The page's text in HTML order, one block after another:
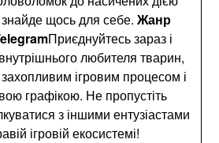
знайде щось для себе. Жанр
Приєднуйтесь зараз і
любителя тварин,
ігровим процесом і
графікою. Не пропустіть
з іншими ентузіастами
ігровій екосистемі!